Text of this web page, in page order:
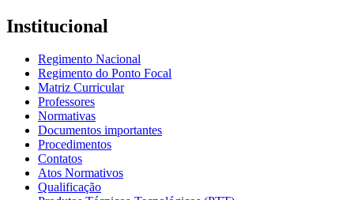
Institucional
Regimento Nacional
Regimento do Ponto Focal
Matriz Curricular
Professores
Normativas
Documentos importantes
Procedimentos
Contatos
Atos Normativos
Qualificação